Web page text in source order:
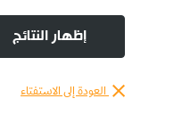
إظهار النتائج
العودة إلى الاستفتاء